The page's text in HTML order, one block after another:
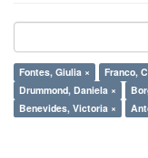
Fontes, Giulia × Franco,
Drummond, Daniela ×
Benevides, Victoria ×